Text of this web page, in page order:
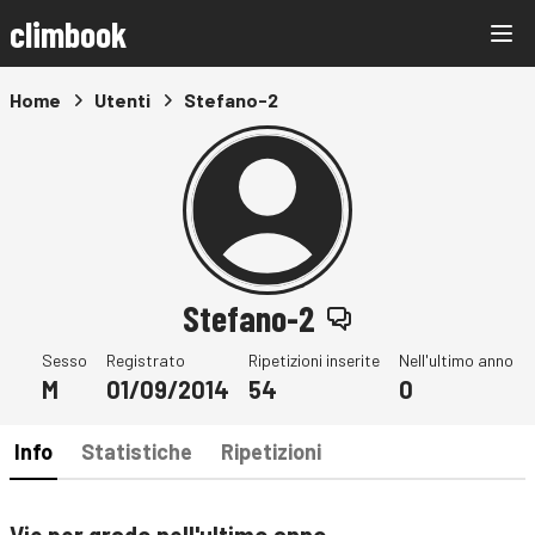
climbook
Home Utenti Stefano-2
Stefano-2
Sesso
M
Registrato
01/09/2014
Ripetizioni inserite
54
Nell'ultimo anno
0
Info Statistiche Ripetizioni